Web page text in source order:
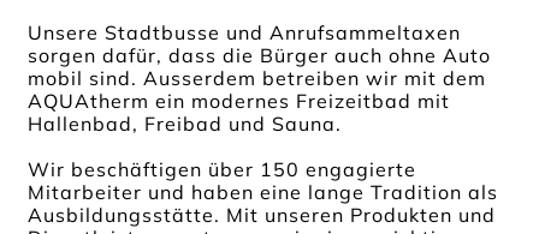
Unsere Stadtbusse und Anrufsammeltaxen
sorgen dafür, dass die Bürger auch ohne Auto
mobil sind. Ausserdem betreiben wir mit dem
AQUAtherm ein modernes Freizeitbad mit
Hallenbad, Freibad und Sauna.
Wir beschäftigen über 150 engagierte
Mitarbeiter und haben eine lange Tradition als
Ausbildungsstätte. Mit unseren Produkten und